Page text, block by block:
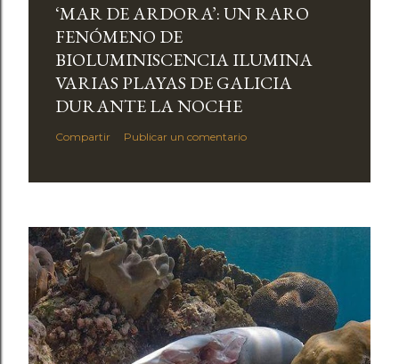
‘MAR DE ARDORA’: UN RARO
FENÓMENO DE
BIOLUMINISCENCIA ILUMINA
VARIAS PLAYAS DE GALICIA
DURANTE LA NOCHE
Compartir Publicar un comentario